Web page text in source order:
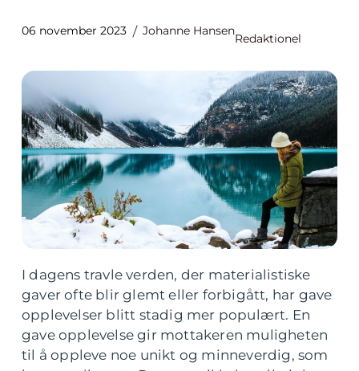
06 november 2023 Johanne Hansen
Redaktionel
I dagens travle verden, der materialistiske
gaver ofte blir glemt eller forbigått, har gave
opplevelser blitt stadig mer populært. En
gave opplevelse gir mottakeren muligheten
til å oppleve noe unikt og minneverdig, som